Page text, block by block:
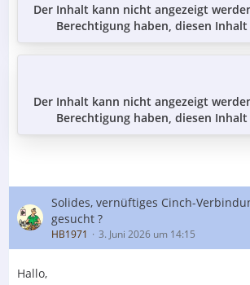
Der Inhalt kann nicht angezeigt
Berechtigung haben, diesen Inhalt
Der Inhalt kann nicht angezeigt
Berechtigung haben, diesen Inhalt
Solides, vernüftiges Cinch-
gesucht ?
HB1971 3. Juni 2026 um 14:15
Hallo,